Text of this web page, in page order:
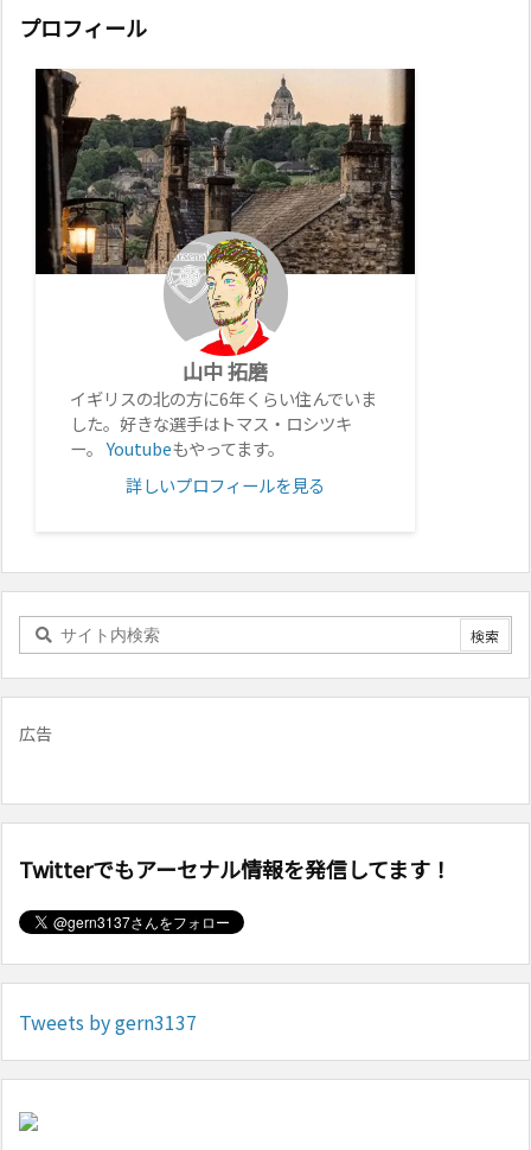
プロフィール
山中 拓磨
イギリスの北の方に6年くらい住んでいま
した。好きな選手はトマス・ロシツキ
ー。Youtubeもやってます。
詳しいプロフィールを見る
広告
Twitterでもアーセナル情報を発信してます！
Tweets by gern3137